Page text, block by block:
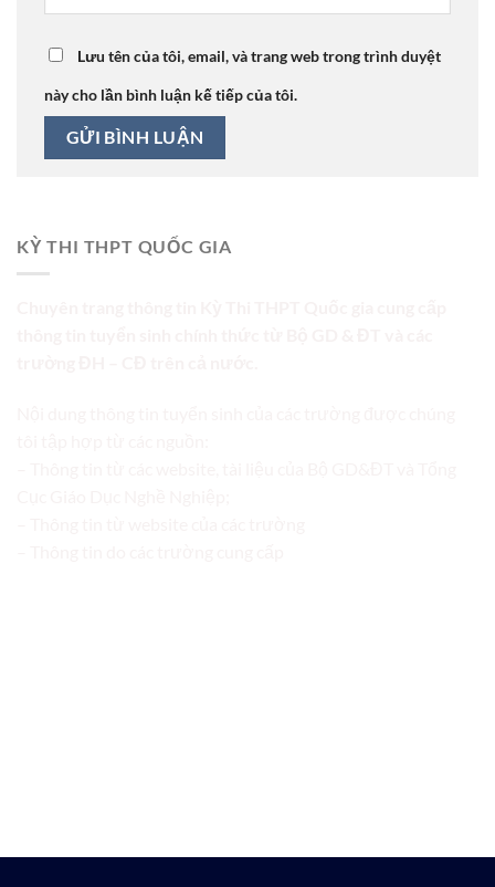
Lưu tên của tôi, email, và trang web trong trình duyệt
này cho lần bình luận kế tiếp của tôi.
KỲ THI THPT QUỐC GIA